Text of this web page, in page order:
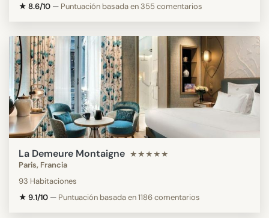
★ 8.6/10 — Puntuación basada en 355 comentarios
La Demeure Montaigne ★★★★★
Paris, Francia
93 Habitaciones
★ 9.1/10 — Puntuación basada en 1186 comentarios